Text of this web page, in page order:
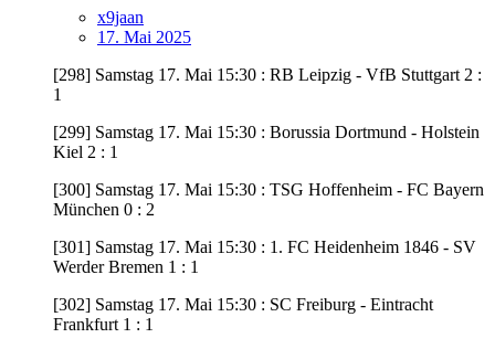
x9jaan
17. Mai 2025
[298] Samstag 17. Mai 15:30 : RB Leipzig - VfB Stuttgart 2 :
1
[299] Samstag 17. Mai 15:30 : Borussia Dortmund - Holstein
Kiel 2 : 1
[300] Samstag 17. Mai 15:30 : TSG Hoffenheim - FC Bayern
München 0 : 2
[301] Samstag 17. Mai 15:30 : 1. FC Heidenheim 1846 - SV
Werder Bremen 1 : 1
[302] Samstag 17. Mai 15:30 : SC Freiburg - Eintracht
Frankfurt 1 : 1